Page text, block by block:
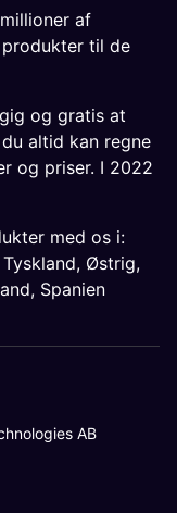
af
til de
og gratis at
altid kan regne
og priser. I 2022
med os i:
Tyskland, Østrig,
, Spanien
AB